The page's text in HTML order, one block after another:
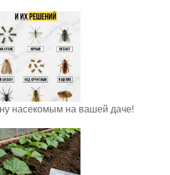
насекомым на вашей даче!